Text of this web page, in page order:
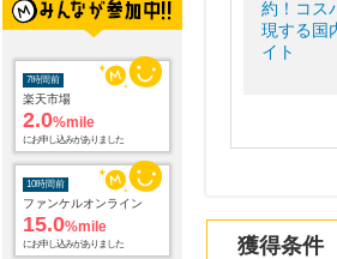
7時間前
楽天市場
2.0%mile
にお申し込みがありました
10時間前
ファンケルオンライン
15.0%mile
にお申し込みがありました 獲得条件